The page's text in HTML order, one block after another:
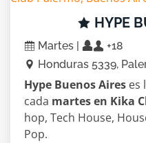
HYPE
Martes |
+18
Honduras 5339,
Hype Buenos Aires es
cada martes en Kika
hop, Tech House,
Pop.